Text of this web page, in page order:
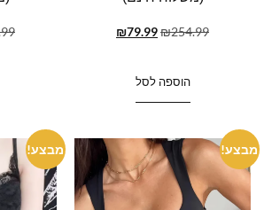
₪254.99
₪79.99
הוספה לסל
מבצע! מבצע!